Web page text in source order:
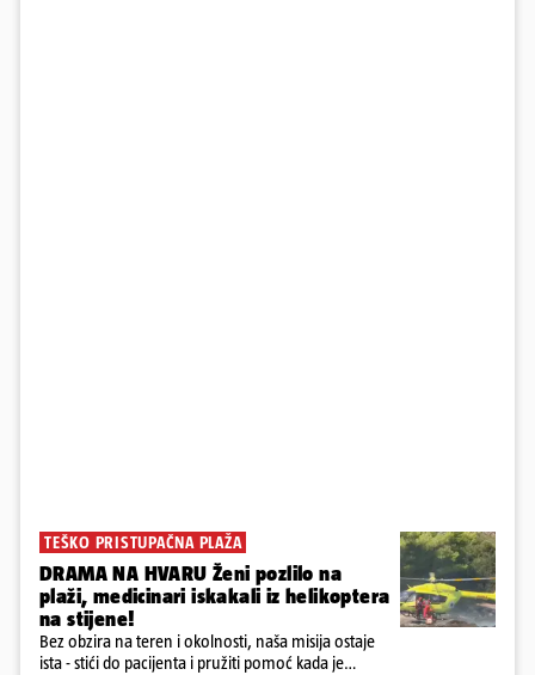
TEŠKO PRISTUPAČNA PLAŽA
DRAMA NA HVARU Ženi pozlilo na
plaži, medicinari iskakali iz helikoptera
na stijene!
Bez obzira na teren i okolnosti, naša misija ostaje
ista - stići do pacijenta i pružiti pomoć kada je